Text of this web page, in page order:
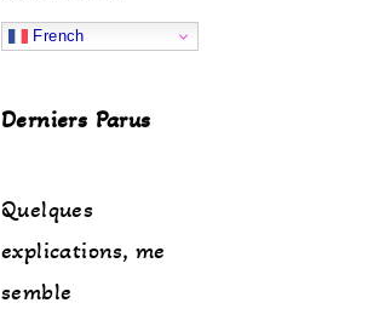
French
Derniers Parus
Quelques
explications, me
semble